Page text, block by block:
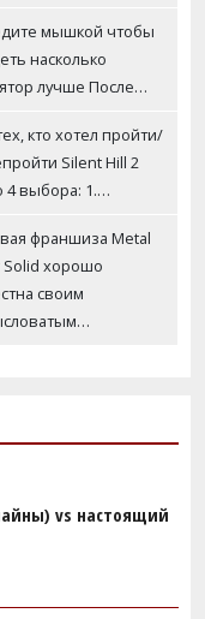
vs настоящий
мышкой чтобы
насколько
лучше После…
кто хотел пройти/
Silent Hill 2
4 выбора: 1.…
франшиза Metal
Solid хорошо
своим